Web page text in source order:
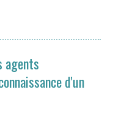
agents
d'un